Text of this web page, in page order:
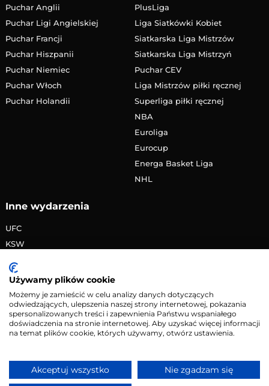
Puchar Anglii
Puchar Ligi Angielskiej
Puchar Francji
Puchar Hiszpanii
Puchar Niemiec
Puchar Włoch
Puchar Holandii
PlusLiga
Liga Siatkówki Kobiet
Siatkarska Liga Mistrzów
Siatkarska Liga Mistrzyń
Puchar CEV
Liga Mistrzów piłki ręcznej
Superliga piłki ręcznej
NBA
Euroliga
Eurocup
Energa Basket Liga
NHL
Inne wydarzenia
UFC
KSW
PRIME MMA
Żużlowa Ekstraliga
Speedway Grand Prix
Skoki narciarskie
Kontakt•Reklama• Polityka prywatności
Używamy plików cookie
Możemy je zamieścić w celu analizy danych dotyczących
odwiedzających, ulepszenia naszej strony internetowej, pokazania
spersonalizowanych treści i zapewnienia Państwu wspaniałego
doświadczenia na stronie internetowej. Aby uzyskać więcej informacji
na temat plików cookie, których używamy, otwórz ustawienia.
Akceptuj wszystko Nie zgadzam się